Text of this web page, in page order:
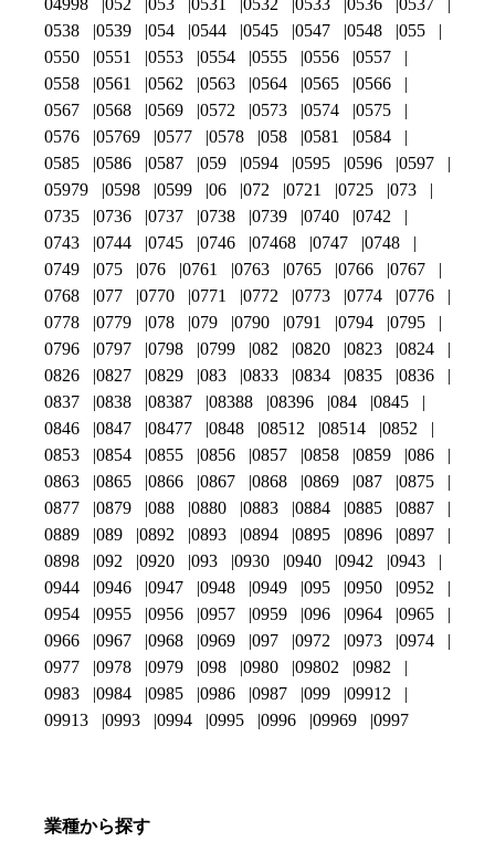
04998 052 053 0531 0532 0533 0536
0537
0538
0539 054 0544 0545 0547 0548
055
0550
0551 0553 0554 0555 0556
0557
0558
0561 0562 0563 0564 0565
0566
0567
0568 0569 0572 0573 0574
0575
0576
05769 0577 0578 058 0581
0584
0585
0586 0587 059 0594 0595 0596
0597
05979
0598 0599 06 072 0721 0725
073
0735
0736 0737 0738 0739 0740
0742
0743
0744 0745 0746 07468 0747
0748
0749
075 076 0761 0763 0765 0766
0767
0768
077 0770 0771 0772 0773 0774
0776
0778
0779 078 079 0790 0791 0794
0795
0796
0797 0798 0799 082 0820 0823
0824
0826
0827 0829 083 0833 0834 0835
0836
0837
0838 08387 08388 08396 084
0845
0846
0847 08477 0848 08512 08514
0852
0853
0854 0855 0856 0857 0858 0859
086
0863
0865 0866 0867 0868 0869 087
0875
0877
0879 088 0880 0883 0884 0885
0887
0889
089 0892 0893 0894 0895 0896
0897
0898
092 0920 093 0930 0940 0942
0943
0944
0946 0947 0948 0949 095 0950
0952
0954
0955 0956 0957 0959 096 0964
0965
0966
0967 0968 0969 097 0972 0973
0974
0977
0978 0979 098 0980 09802
0982
0983
0984 0985 0986 0987 099
09912
09913
0993 0994 0995 0996 09969 0997
業種から探す